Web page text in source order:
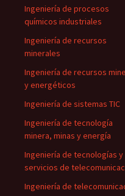
Ingeniería de procesos
químicos industriales
Ingeniería de recursos
minerales
Ingeniería de recursos
y energéticos
Ingeniería de sistemas TIC
Ingeniería de tecnología
minera, minas y energía
Ingeniería de tecnologías y
servicios de
Ingeniería de